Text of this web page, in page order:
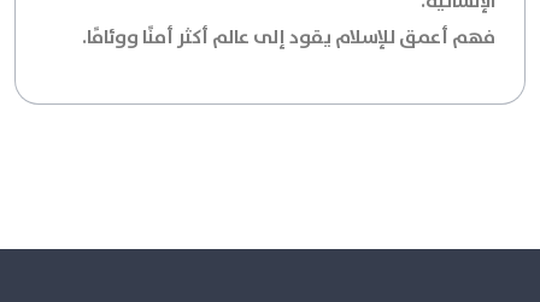
فهم أعمق للإسلام يقود إلى عالم أكثر أمنًا ووئامًا.